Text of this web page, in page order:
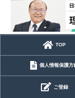
TOP
個人情報保護方
ご登録